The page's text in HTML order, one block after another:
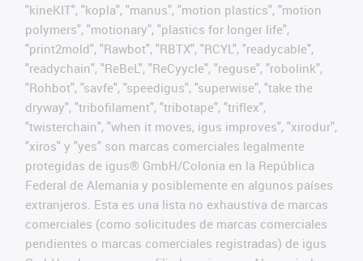
"kineKIT", "kopla", "manus", "motion plastics", "motion
polymers", "motionary", "plastics for longer life",
"print2mold", "Rawbot", "RBTX", "RCYL", "readycable",
"readychain", "ReBeL", "ReCyycle", "reguse", "robolink",
"Rohbot", "savfe", "speedigus", "superwise", "take the
dryway", "tribofilament", "tribotape", "triflex",
"twisterchain", "when it moves, igus improves", "xirodur",
"xiros" y "yes" son marcas comerciales legalmente
protegidas de igus® GmbH/Colonia en la República
Federal de Alemania y posiblemente en algunos países
extranjeros. Esta es una lista no exhaustiva de marcas
comerciales (como solicitudes de marcas comerciales
pendientes o marcas comerciales registradas) de igus